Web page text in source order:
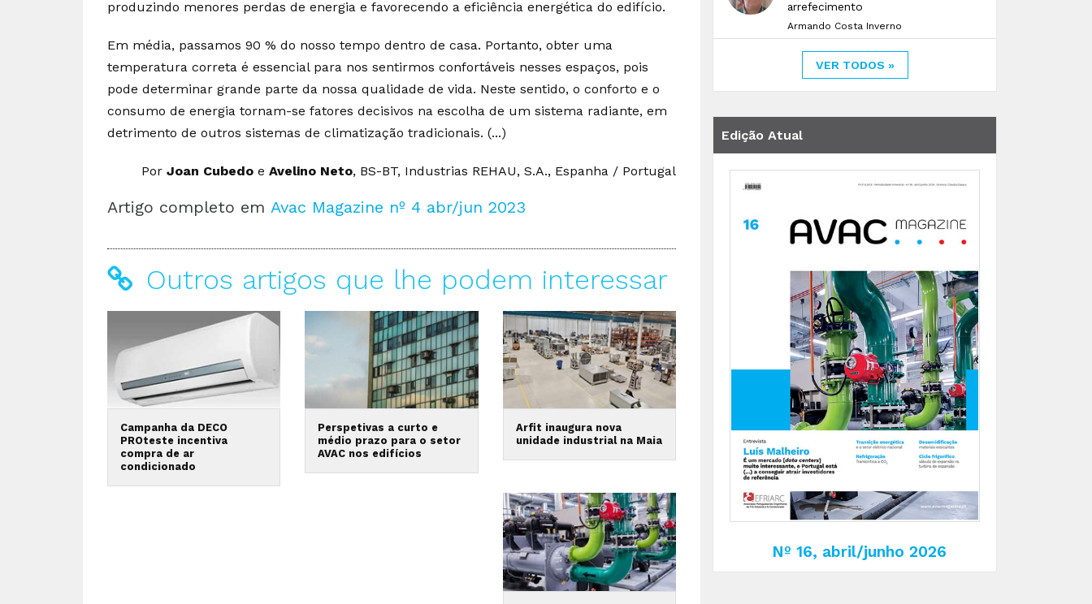
produzindo menores perdas de energia e favorecendo a eficiência energética do edifício.
Em média, passamos 90 % do nosso tempo dentro de casa. Portanto, obter uma
temperatura correta é essencial para nos sentirmos confortáveis nesses espaços, pois
pode determinar grande parte da nossa qualidade de vida. Neste sentido, o conforto e o
consumo de energia tornam-se fatores decisivos na escolha de um sistema radiante, em
detrimento de outros sistemas de climatização tradicionais. (...)
Por Joan Cubedo e Avelino Neto, BS-BT, Industrias REHAU, S.A., Espanha / Portugal
Artigo completo em Avac Magazine nº 4 abr/jun 2023
Outros artigos que lhe podem interessar
Campanha da DECO
PROteste incentiva
compra de ar
condicionado
Perspetivas a curto e
médio prazo para o setor
AVAC nos edifícios
Arfit inaugura nova
unidade industrial na Maia
arrefecimento
Armando Costa Inverno
VER TODOS »
Edição Atual
Nº 16, abril/junho 2026